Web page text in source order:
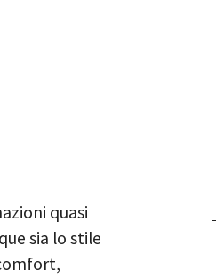
quasi
sia lo stile